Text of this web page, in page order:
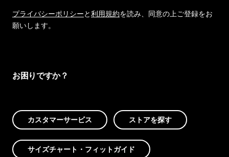
プライバシーポリシーと利用規約を読み、同意の上ご登録をお
願いします。
お困りですか？
カスタマーサービス ストアを探す
サイズチャート・フィットガイド